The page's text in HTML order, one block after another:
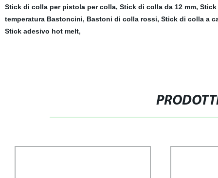
Stick di colla per pistola per colla, Stick di colla da 12 mm, Stick
temperatura Bastoncini, Bastoni di colla rossi, Stick di colla a
Stick adesivo hot melt,